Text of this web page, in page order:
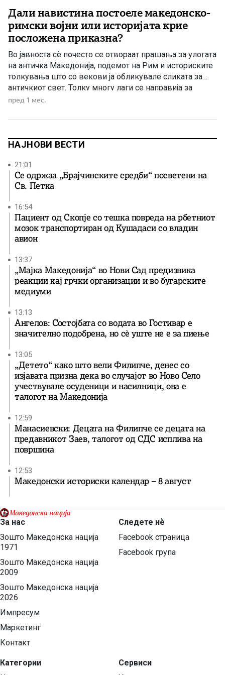
Дали навистина постоеле македонско-
римски војни или историјата крие
посложена приказна?
Во јавноста сè почесто се отвораат прашања за улогата
на античка Македонија, подемот на Рим и историските
толкувања што со векови ја обликувале сликата за
античкиот свет. Толку многу лаги се направија за
Македонија со цел омаловажување и крајна цел
прашање има ли крај на овие лаги и […]
пред 1 мес.
НАЈНОВИ ВЕСТИ
21:01
Се одржаа „Брајчинските средби“ посветени на
Св. Петка
16:54
Пациент од Скопје со тешка повреда на рбетниот
мозок транспортиран од Кушадаси со владин
авион
13:37
„Мајка Македонија“ во Нови Сад предизвика
реакции кај грчки организации и во бугарските
медиуми
13:13
Ангелов: Состојбата со водата во Гостивар е
значително подобрена, но сè уште не е за пиење
13:05
„Детето“ како што вели Филипче, денес со
изјавата призна дека во случајот во Ново Село
учествувале осуденици и насилници, ова е
талогот на Македонија
12:59
Манасиевски: Децата на Филипче се децата на
предавникот Заев, талогот од СДС исплива на
површина
12:53
Македонски историски календар – 8 август
За нас
Зошто Македонска нација
1971
Зошто Македонска нација
2009
Зошто Македонска нација
2026
Импресум
Маркетинг
Контакт
Категории
Следете нѐ
Facebook страница
Facebook група
Сервиси